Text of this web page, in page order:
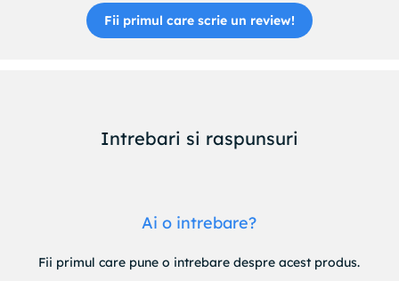
Fii primul care scrie un review!
Intrebari si raspunsuri
Ai o intrebare?
Fii primul care pune o intrebare despre acest produs.